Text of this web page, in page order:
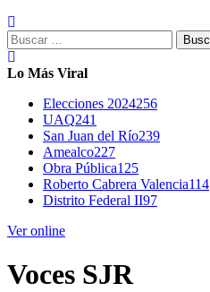
Buscar:
Lo Más Viral
Elecciones 2024256
UAQ241
San Juan del Río239
Amealco227
Obra Pública125
Roberto Cabrera Valencia114
Distrito Federal II97
Ver online
Voces SJR